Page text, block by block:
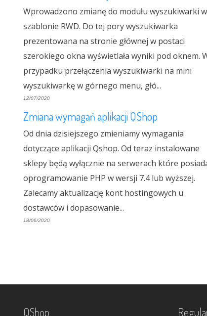
Wprowadzono zmianę do modułu wyszukiwarki w
szablonie RWD. Do tej pory wyszukiwarka
prezentowana na stronie głównej w postaci
szerokiego okna wyświetlała wyniki pod oknem.
przypadku przełączenia wyszukiwarki na mini
wyszukiwarkę w górnego menu, głó...
12/07/2020
Zmiana wymagań aplikacji QShop
Od dnia dzisiejszego zmieniamy wymagania
dotyczące aplikacji Qshop. Od teraz instalowane
sklepy będą wyłącznie na serwerach które
oprogramowanie PHP w wersji 7.4 lub wyższej.
Zalecamy aktualizację kont hostingowych u
dostawców i dopasowanie...
18/06/2020
QShop